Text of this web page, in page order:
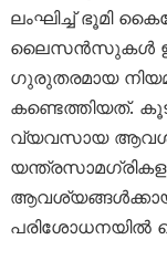
ലംഘിച്ച് ഭൂമി
ലൈസൻസുകൾ
ഗുരുതരമായ
കണ്ടെത്തിയത്.
വ്യവസായ
പരിശോധനയിൽ